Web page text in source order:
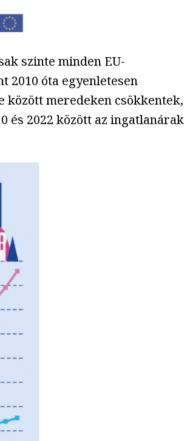
szinte minden EU-
2010 óta egyenletesen
között meredeken csökkentek,
és 2022 között az ingatlanárak